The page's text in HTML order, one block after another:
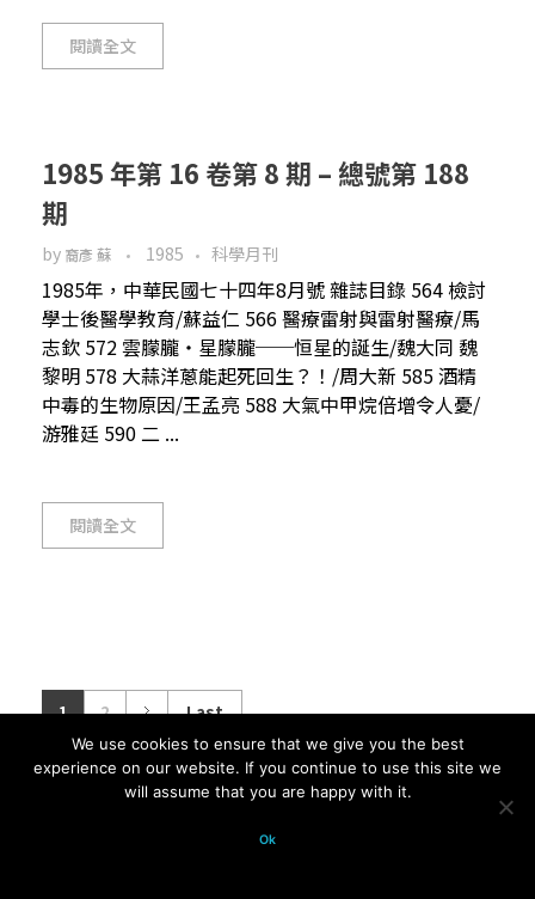
閱讀全文
1985 年第 16 卷第 8 期 – 總號第 188
期
by 裔彥 蘇 1985 科學月刊
1985年，中華民國七十四年8月號 雜誌目錄 564 檢討
學士後醫學教育/蘇益仁 566 醫療雷射與雷射醫療/馬
志欽 572 雲朦朧‧星朦朧──恒星的誕生/魏大同 魏
黎明 578 大蒜洋蔥能起死回生？！/周大新 585 酒精
中毒的生物原因/王孟亮 588 大氣中甲烷倍增令人憂/
游雅廷 590 二 ...
閱讀全文
1 2 Last
© 2026 科學月刊五十年大全 All
We use cookies to ensure that we give you the best
experience on our website. If you continue to use this site we
will assume that you are happy with it.
Ok